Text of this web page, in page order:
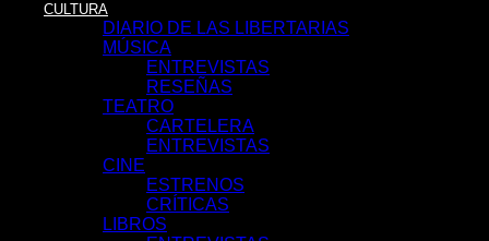
CULTURA
DIARIO DE LAS LIBERTARIAS
MÚSICA
ENTREVISTAS
RESEÑAS
TEATRO
CARTELERA
ENTREVISTAS
CINE
ESTRENOS
CRÍTICAS
LIBROS